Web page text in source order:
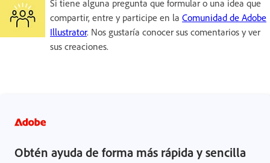
Si tiene alguna pregunta que formular o una idea que
compartir, entre y participe en la Comunidad de Adobe
Illustrator. Nos gustaría conocer sus comentarios y ver
sus creaciones.
Obtén ayuda de forma más rápida y sencilla